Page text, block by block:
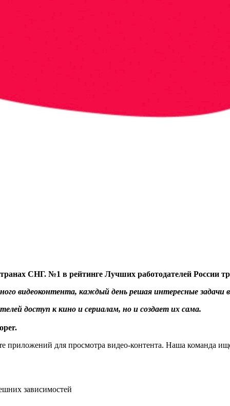
СНГ. №1 в рейтинге Лучших работодателей России
видеоконтента, каждый день решая интересные
доступ к кино и сериалам, но и создает их сама.
для просмотра видео-контента. Наша команда
зависимостей